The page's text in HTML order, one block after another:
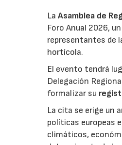
LaAsamblea de
Foro Anual 2026,
representantes de
hortícola.
El evento tendrá
Delegación
formalizar su
La cita se erige un
políticas europeas
climáticos,